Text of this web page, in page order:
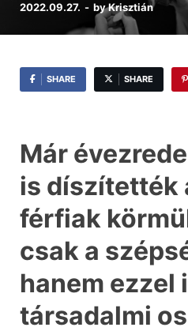
2022.09.27. - byKrisztián
SHARE SHARE
Már
is díszítették
férfiak
csak a
hanem ezzel
társadalmi